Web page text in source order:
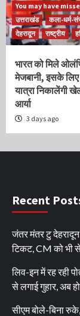
You may have
उत्तराखंड
कला-धर्म-
देहरादून
राष्ट्रीय
भारत को मिले
मेजबानी, इसके
यात्रा निकालेंगी
आर्या
3 days ago
Recent
जंतर मंतर टु
टिकट, CM को भी
लिव-इन में रह रही
से लगाई गुहार, अब
सीएम बोले-बिना